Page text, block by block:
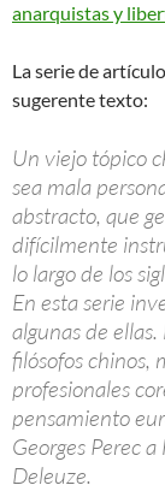
anarquistas y
La serie de
sugerente texto:
Un viejo tópico
sea mala
abstracto, que
difícilmente
lo largo de los
En esta serie
algunas de
filósofos chinos,
profesionales
pensamiento
Georges Perec
Deleuze.